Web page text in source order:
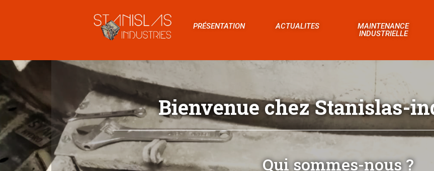
PRÉSENTATION ACTUALITES
MAINTENANCE
INDUSTRIELLE
Bienvenue chez Stanislas-
Qui sommes-nous ?